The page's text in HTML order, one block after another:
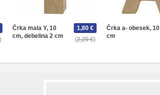
Črka mala Y, 10
cm, debelina 2 cm
2,25 €
1,80 €
Črka a- obesek, 10
cm